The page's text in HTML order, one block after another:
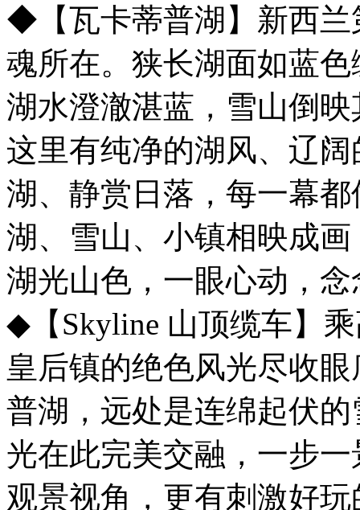
◆【瓦卡蒂普湖】新西兰
魂所在。狭长湖面如蓝
湖水澄澈湛蓝，雪山倒
这里有纯净的湖风、辽
湖、静赏日落，每一幕
湖、雪山、小镇相映成
湖光山色，一眼心动，
◆【Skyline 山顶缆车】
皇后镇的绝色风光尽收
普湖，远处是连绵起伏
光在此完美交融，一步
观景视角，更有刺激好